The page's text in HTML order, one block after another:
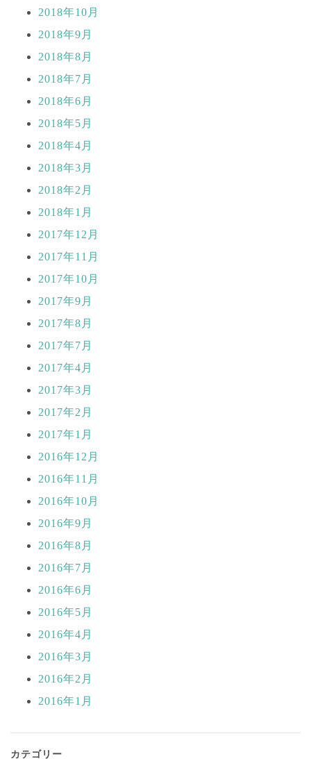
2018年10月
2018年9月
2018年8月
2018年7月
2018年6月
2018年5月
2018年4月
2018年3月
2018年2月
2018年1月
2017年12月
2017年11月
2017年10月
2017年9月
2017年8月
2017年7月
2017年4月
2017年3月
2017年2月
2017年1月
2016年12月
2016年11月
2016年10月
2016年9月
2016年8月
2016年7月
2016年6月
2016年5月
2016年4月
2016年3月
2016年2月
2016年1月
カテゴリー